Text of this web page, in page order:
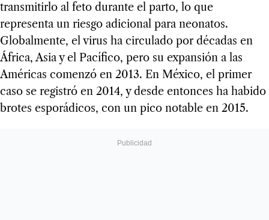
transmitirlo al feto durante el parto, lo que
representa un riesgo adicional para neonatos.
Globalmente, el virus ha circulado por décadas en
África, Asia y el Pacífico, pero su expansión a las
Américas comenzó en 2013. En México, el primer
caso se registró en 2014, y desde entonces ha habido
brotes esporádicos, con un pico notable en 2015.